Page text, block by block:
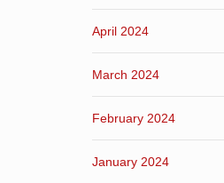
April 2024
March 2024
February 2024
January 2024